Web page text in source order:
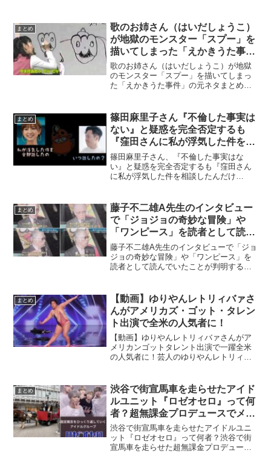
格下に見てる」という発言が多くの共感
を呼んでいます。ネットの...
まとめ
歌のお姉さん（はいだしょうこ）
が地獄のモンスター「スプー」を
描いてしまった「えかきうた事
件」の元ネタまとめ【動画有】
歌のお姉さん（はいだしょうこ）が地獄
のモンスター「スプー」を描いてしまっ
た「えかきうた事件」の元ネタまとめ
る、歌のおねえさん(はいだしょうこ)が地
獄のモンスター「スプ...
まとめ
篠田麻里子さん『不倫した事実は
ない』と疑惑を完全否定するも
『窪田さんに私が浮気した件を相
談したんだけど…』と夫・高橋勇
太に語る音声が発見されてしまう
ｗｗｗ
篠田麻里子さん、『不倫した事実はな
い』と疑惑を完全否定するも『窪田さん
に私が浮気した件を相談したんだけ
家との間にかけられた不倫疑惑について
『不倫した事実はない』と疑...
まとめ
藤子不二雄A先生のインタビュー
で「ジョジョの奇妙な冒険」や
「ワンピース」を読者として読ん
でいたことが判明する。
藤子不二雄A先生のインタビューで「ジョ
ジョの奇妙な冒険」や「ワンピース」を
読者として読んでいたことが判明する。
ントしている映像が流れました
pic.twitter.co...
まとめ
【動画】ゆりやんレトリィバァさ
んがアメリカズ・ゴット・タレン
ト出演で全米の人気者に！
【動画】ゆりやんレトリィバァさんがア
メリカンゴットタレント出演で一躍全米
の人気者に！芸人のゆりやんレトリィバ
メリカ国旗の柄の水着にに、角刈りの...
まとめ
渋谷で街宣馬車を走らせたアイド
ルユニット『ロゼオセロ』って何
者？超無課金プロデュースでメン
バーは誰？
渋谷で街宣馬車を走らせたアイドルユニ
ット『ロゼオセロ』って何者？渋谷で街
宣馬車を走らせた超無課金プロデュース